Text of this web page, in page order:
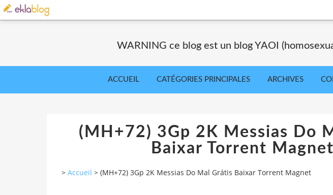
WARNING ce blog est un blog YAOI
ACCUEIL CATÉGORIES PRINCIPALES ARCHIVES
(MH+72) 3Gp 2K Messias Do
Baixar Torrent Magnet
> Accueil > (MH+72) 3Gp 2K Messias Do Mal Grátis Baixar Torrent Magnet